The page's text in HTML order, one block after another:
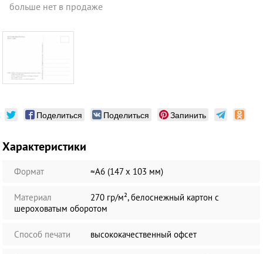
больше нет в продаже
Поделиться Поделиться Запинить
Характеристики
Формат ≈А6 (147 х 103 мм)
Материал
270 гр/м², белоснежный картон с
шероховатым оборотом
Способ печати высококачественный офсет